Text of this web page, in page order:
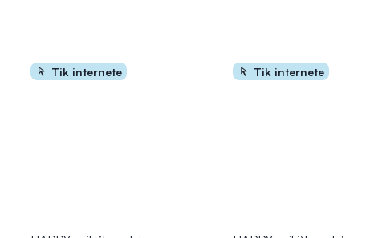
Tik internete Tik internete